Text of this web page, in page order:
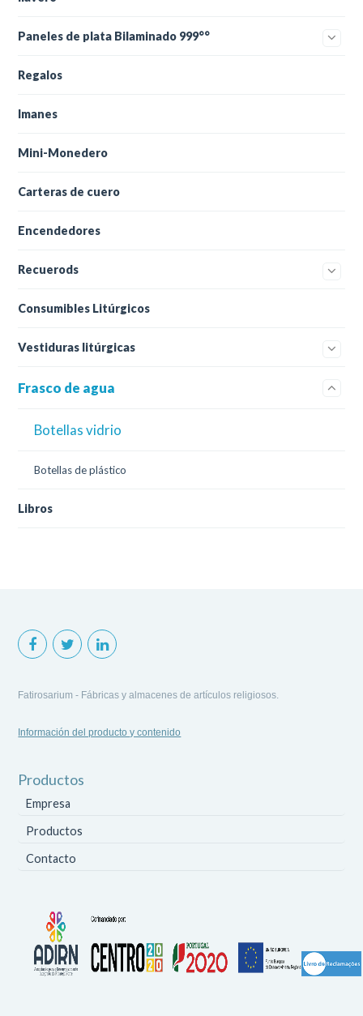
Paneles de plata Bilaminado 999°°
Regalos
Imanes
Mini-Monedero
Carteras de cuero
Encendedores
Recuerods
Consumibles Litúrgicos
Vestiduras litúrgicas
Frasco de agua
Botellas vidrio
Botellas de plástico
Libros
Fatirosarium - Fábricas y almacenes de artículos religiosos.
Información del producto y contenido
Productos
Empresa
Productos
Contacto